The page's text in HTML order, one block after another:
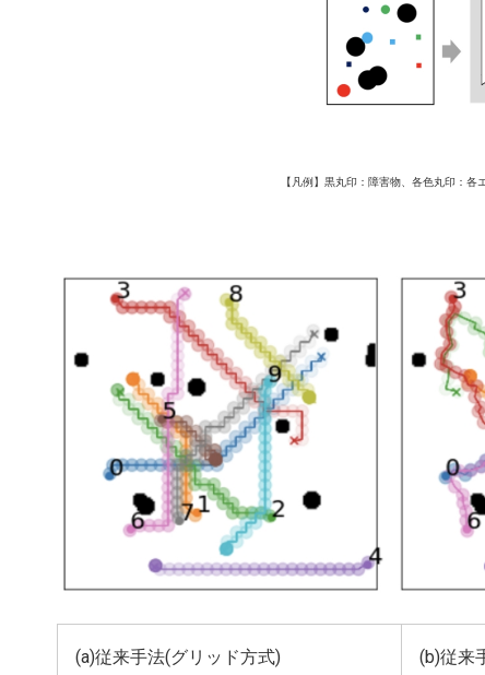
【凡例】黒丸印：障害物、各色丸印：
(a)従来手法(グリッド方式) (b)従来